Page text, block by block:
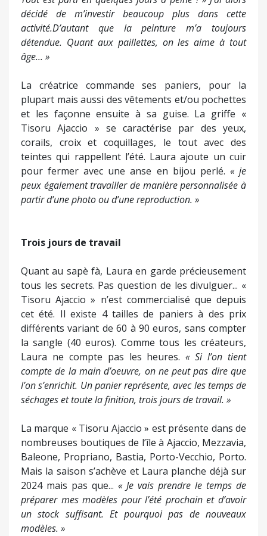
décidé de m’investir beaucoup plus dans cette
activité.D’autant que la peinture m’a toujours
détendue. Quant aux paillettes, on les aime à tout
âge... »
La créatrice commande ses paniers, pour la
plupart mais aussi des vêtements et/ou pochettes
et les façonne ensuite à sa guise. La griffe «
Tisoru Ajaccio » se caractérise par des yeux,
corails, croix et coquillages, le tout avec des
teintes qui rappellent l’été. Laura ajoute un cuir
pour fermer avec une anse en bijou perlé. « je
peux également travailler de manière personnalisée à
partir d’une photo ou d’une reproduction. »
Trois jours de travail
Quant au sapè fà, Laura en garde précieusement
tous les secrets. Pas question de les divulguer... «
Tisoru Ajaccio » n’est commercialisé que depuis
cet été. Il existe 4 tailles de paniers à des prix
différents variant de 60 à 90 euros, sans compter
la sangle (40 euros). Comme tous les créateurs,
Laura ne compte pas les heures.« Si l’on tient
compte de la main d’oeuvre, on ne peut pas dire que
l’on s’enrichit. Un panier représente, avec les temps de
séchages et toute la finition, trois jours de travail. »
La marque « Tisoru Ajaccio » est présente dans de
nombreuses boutiques de l’île à Ajaccio, Mezzavia,
Baleone, Propriano, Bastia, Porto-Vecchio, Porto.
Mais la saison s’achève et Laura planche déjà sur
2024 mais pas que... « Je vais prendre le temps de
préparer mes modèles pour l’été prochain et d’avoir
un stock suffisant. Et pourquoi pas de nouveaux
modèles. »